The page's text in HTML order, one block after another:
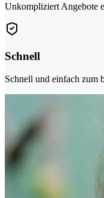
Unkompliziert Angebote
Schnell
Schnell und einfach zum